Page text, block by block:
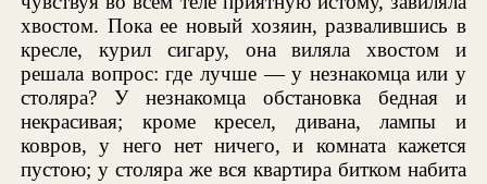
хвостом. Пока ее новый хозяин, развалившись в
кресле, курил сигару, она виляла хвостом и
решала вопрос: где лучше — у незнакомца или у
столяра? У незнакомца обстановка бедная и
некрасивая; кроме кресел, дивана, лампы и
ковров, у него нет ничего, и комната кажется
пустою; у столяра же вся квартира битком набита